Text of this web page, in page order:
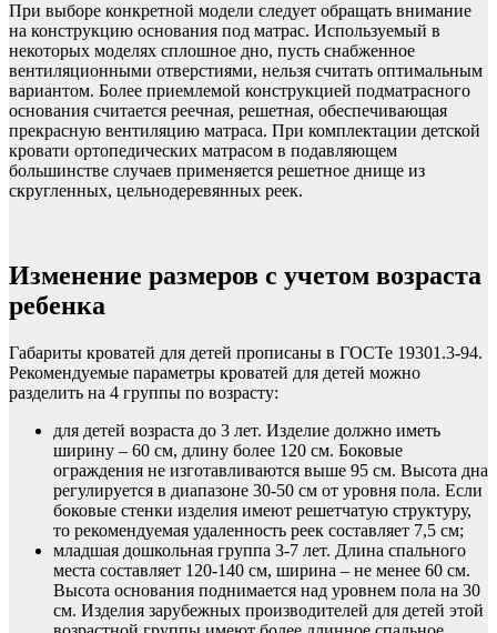
При выборе конкретной модели следует обращать внимание
на конструкцию основания под матрас. Используемый в
некоторых моделях сплошное дно, пусть снабженное
вентиляционными отверстиями, нельзя считать оптимальным
вариантом. Более приемлемой конструкцией подматрасного
основания считается реечная, решетная, обеспечивающая
прекрасную вентиляцию матраса. При комплектации детской
кровати ортопедических матрасом в подавляющем
большинстве случаев применяется решетное днище из
скругленных, цельнодеревянных реек.
Изменение размеров с учетом возраста
ребенка
Габариты кроватей для детей прописаны в ГОСТе 19301.3-94.
Рекомендуемые параметры кроватей для детей можно
разделить на 4 группы по возрасту:
для детей возраста до 3 лет. Изделие должно иметь
ширину – 60 см, длину более 120 см. Боковые
ограждения не изготавливаются выше 95 см. Высота дна
регулируется в диапазоне 30-50 см от уровня пола. Если
боковые стенки изделия имеют решетчатую структуру,
то рекомендуемая удаленность реек составляет 7,5 см;
младшая дошкольная группа 3-7 лет. Длина спального
места составляет 120-140 см, ширина – не менее 60 см.
Высота основания поднимается над уровнем пола на 30
см. Изделия зарубежных производителей для детей этой